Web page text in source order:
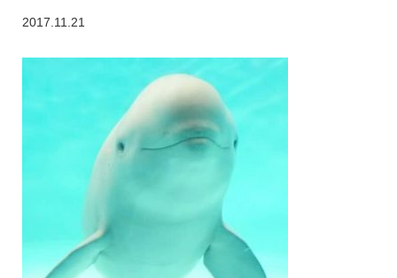
2017.11.21